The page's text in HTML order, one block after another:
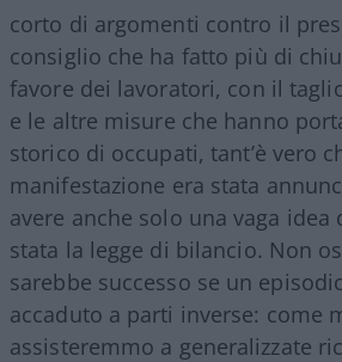
corto di argomenti contro il
consiglio che ha fatto più di
favore dei lavoratori, con il
e le altre misure che hanno
storico di occupati, tant’è vero
manifestazione era stata
avere anche solo una vaga idea
stata la legge di bilancio. Non
sarebbe successo se un
accaduto a parti inverse: come
assisteremmo a generalizzate